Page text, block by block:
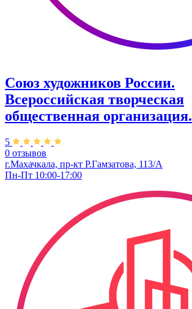
Союз художников России.​
Всероссийская творческая
общественная организация.
5
0 отзывов
г.Махачкала, пр-кт Р.Гамзатова, 113/А
Пн-Пт 10:00-17:00